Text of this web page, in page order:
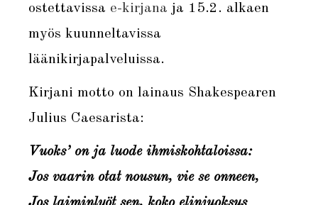
ostettavissa e-kirjana ja 15.2. alkaen
myös kuunneltavissa
läänikirjapalveluissa.
Kirjani motto on lainaus Shakespearen
Julius Caesarista:
Vuoks’ on ja luode ihmiskohtaloissa:
Jos vaarin otat nousun, vie se onneen,